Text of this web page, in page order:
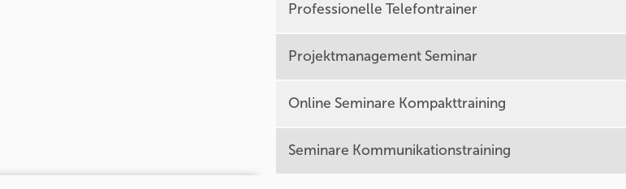
Professionelle Telefontrainer
Projektmanagement Seminar
Online Seminare Kompakttraining
Seminare Kommunikationstraining